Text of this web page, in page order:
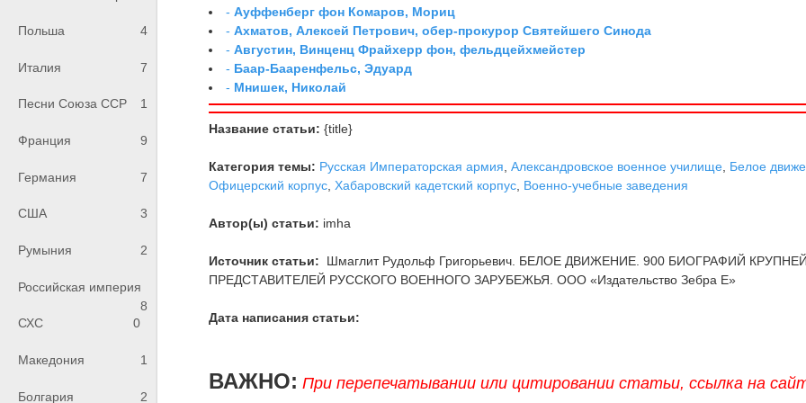
Польша 4
Италия 7
Песни Союза ССР 1
Франция 9
Германия 7
США 3
Румыния 2
Российская империя
8
СХС
0
Македония 1
Болгария 2
-Ауффенберг фон Комаров, Мориц
-Ахматов, Алексей Петрович, обер-прокурор Святейшего Синода
-Августин, Винценц Фрайхерр фон, фельдцейхмейстер
- Баар-Бааренфельс, Эдуард
- Мнишек, Николай
Название статьи: {title}
Категория темы: Русская Императорская армия ,Александровское военное училище Белое
Офицерский корпус ,Хабаровский кадетский корпус Военно-учебные заведения
Автор(ы) статьи: imha
Источник статьи:
Шмаглит Рудольф Григорьевич. БЕЛОЕ ДВИЖЕНИЕ. 900 БИОГРАФИЙ
ПРЕДСТАВИТЕЛЕЙ РУССКОГО ВОЕННОГО ЗАРУБЕЖЬЯ. ООО «Издательство Зебра Е»
Дата написания статьи:
ВАЖНО: При перепечатывании или цитировании статьи, ссылка на